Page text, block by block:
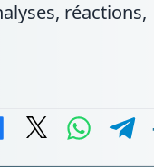
réactions,